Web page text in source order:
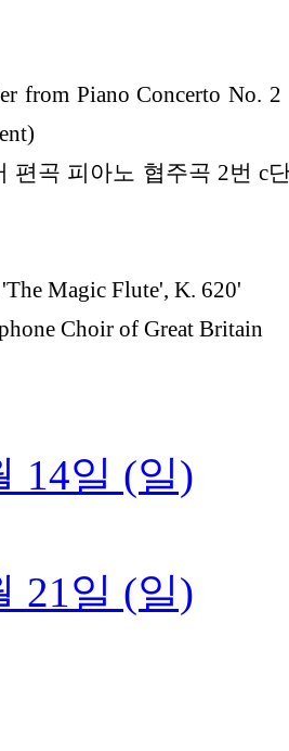
from Piano Concerto No.
편곡 피아노 협주곡 2번 c
Magic Flute', K. 620'
Choir of Great Britain
14일 (일)
21일 (일)